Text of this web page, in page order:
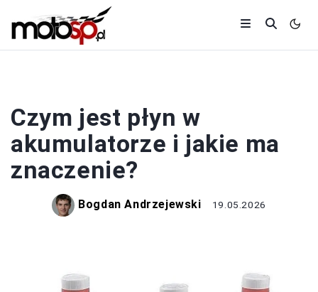
Czym jest płyn w
akumulatorze i jakie ma
znaczenie?
Bogdan Andrzejewski 19.05.2026